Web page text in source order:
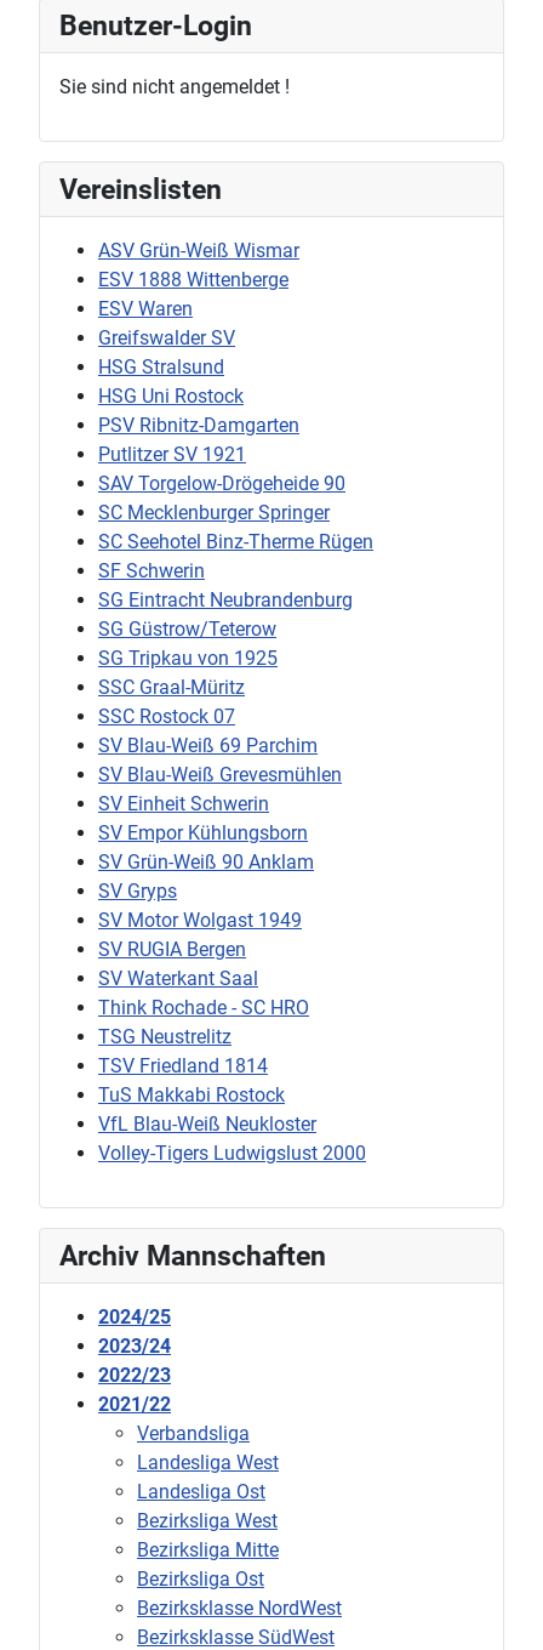
Benutzer-Login
Sie sind nicht angemeldet !
Vereinslisten
ASV Grün-Weiß Wismar
ESV 1888 Wittenberge
ESV Waren
Greifswalder SV
HSG Stralsund
HSG Uni Rostock
PSV Ribnitz-Damgarten
Putlitzer SV 1921
SAV Torgelow-Drögeheide 90
SC Mecklenburger Springer
SC Seehotel Binz-Therme Rügen
SF Schwerin
SG Eintracht Neubrandenburg
SG Güstrow/Teterow
SG Tripkau von 1925
SSC Graal-Müritz
SSC Rostock 07
SV Blau-Weiß 69 Parchim
SV Blau-Weiß Grevesmühlen
SV Einheit Schwerin
SV Empor Kühlungsborn
SV Grün-Weiß 90 Anklam
SV Gryps
SV Motor Wolgast 1949
SV RUGIA Bergen
SV Waterkant Saal
Think Rochade - SC HRO
TSG Neustrelitz
TSV Friedland 1814
TuS Makkabi Rostock
VfL Blau-Weiß Neukloster
Volley-Tigers Ludwigslust 2000
Archiv Mannschaften
2024/25
2023/24
2022/23
2021/22
Verbandsliga
Landesliga West
Landesliga Ost
Bezirksliga West
Bezirksliga Mitte
Bezirksliga Ost
Bezirksklasse NordWest
Bezirksklasse SüdWest